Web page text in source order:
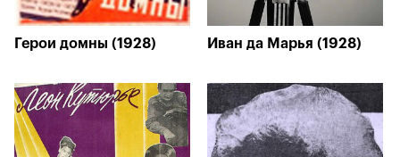
Герои домны (1928) Иван да Марья (1928)